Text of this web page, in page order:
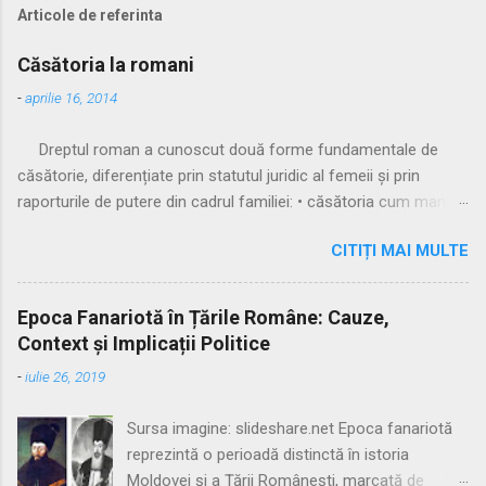
Articole de referinta
Căsătoria la romani
-aprilie 16, 2014
Dreptul roman a cunoscut două forme fundamentale de
căsătorie, diferențiate prin statutul juridic al femeii și prin
raporturile de putere din cadrul familiei: • căsătoria cum manus
și practicată a fost căsătoria cu manus, prin care femeia
trecea sub autoritatea soțului, devenind parte a familiei
acestuia. Spre sfârșitul Republicii, tot mai multe femei au
început să evite această subordonare, trăind în uniuni
nelegitime. Pentru a limita fenomenul, romanii au recunoscut și
căsătoria fără manus, care permitea femeii să rămână sub
autonomia patrimonială. ⚖️ Formele căsătoriei cu manus
Căsătoria cum manus putea fi încheiată în trei modalități
CITIȚI MAI MULTE
Epoca Fanariotă în Țările Române: Cauze,
Context și Implicații Politice
-iulie 26, 2019
Sursa imagine: slideshare.net Epoca fanariotă
reprezintă o perioadă distinctă în istoria
Moldovei și a Țării Românești, marcată de